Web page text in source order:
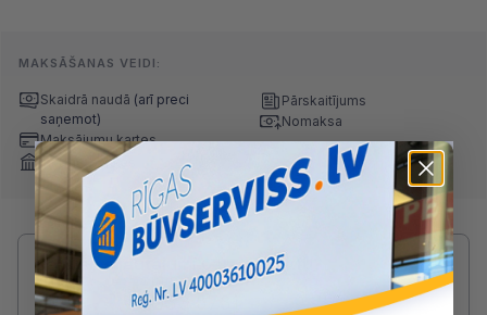
MAKSĀŠANAS VEIDI:
Skaidrā naudā (arī preci
saņemot)
Maksājumu kartes
Internetbankas
Pārskaitījums
Nomaksa
Radušies jautājumi par produktu?
SAZINIES AR DRUVIS:
2233 5731